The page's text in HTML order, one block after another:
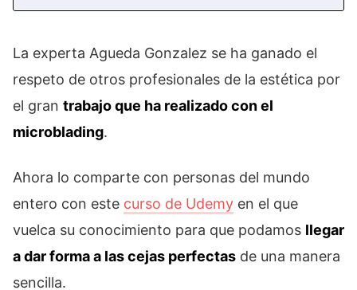
La experta Agueda Gonzalez se ha ganado el
respeto de otros profesionales de la estética por
el gran trabajo que ha realizado con el
microblading.
Ahora lo comparte con personas del mundo
entero con este curso de Udemy en el que
vuelca su conocimiento para que podamos llegar
a dar forma a las cejas perfectas de una manera
sencilla.